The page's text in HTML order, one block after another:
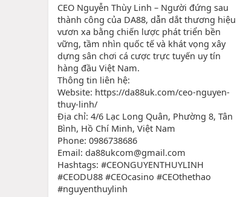
CEO Nguyễn Thùy Linh – Người đứng sau
thành công của DA88, dẫn dắt thương hiệu
vươn xa bằng chiến lược phát triển bền
vững, tầm nhìn quốc tế và khát vọng xây
dựng sân chơi cá cược trực tuyến uy tín
hàng đầu Việt Nam.
Thông tin liên hệ:
Website: https://da88uk.com/ceo-nguyen-
thuy-linh/
Địa chỉ: 4/6 Lạc Long Quân, Phường 8, Tân
Bình, Hồ Chí Minh, Việt Nam
Phone: 0986738686
Email: da88ukcom@gmail.com
Hashtags: #CEONGUYENTHUYLINH
#CEODU88 #CEOcasino #CEOthethao
#nguyenthuylinh